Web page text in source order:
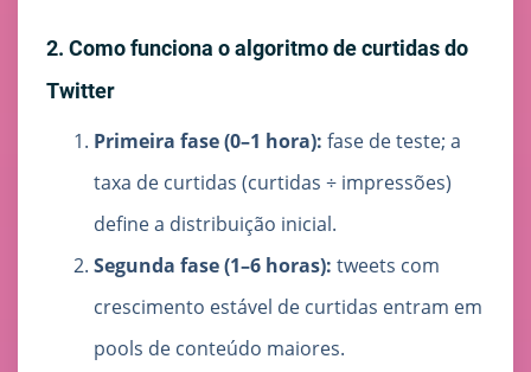
2. Como funciona o algoritmo de curtidas do
Twitter
Primeira fase (0–1 hora): fase de teste; a
taxa de curtidas (curtidas ÷ impressões)
define a distribuição inicial.
Segunda fase (1–6 horas): tweets com
crescimento estável de curtidas entram em
pools de conteúdo maiores.